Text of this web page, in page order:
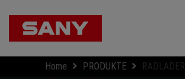
Home PRODUKTE RADLADER